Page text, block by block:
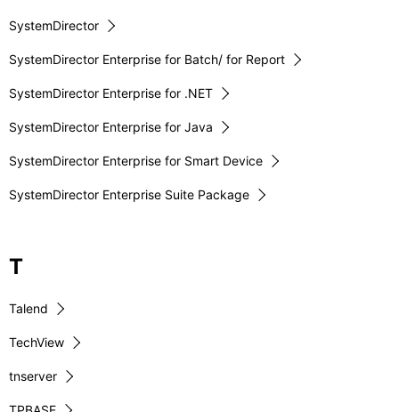
SystemDirector
SystemDirector Enterprise for Batch/ for Report
SystemDirector Enterprise for .NET
SystemDirector Enterprise for Java
SystemDirector Enterprise for Smart Device
SystemDirector Enterprise Suite Package
T
Talend
TechView
tnserver